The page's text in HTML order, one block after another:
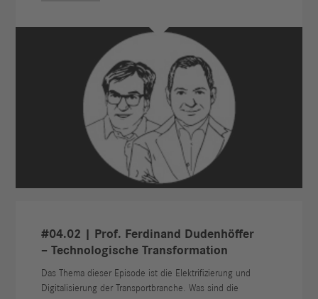
#04.02 | Prof. Ferdinand Dudenhöffer
– Technologische Transformation
Das Thema dieser Episode ist die Elektrifizierung und
Digitalisierung der Transportbranche. Was sind die